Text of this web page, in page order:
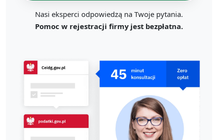
Nasi eksperci odpowiedzą na Twoje pytania.
Pomoc w rejestracji firmy jest bezpłatna.